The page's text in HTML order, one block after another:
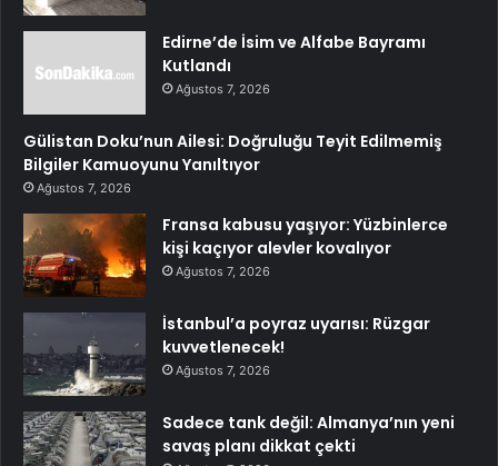
Edirne’de İsim ve Alfabe Bayramı
Kutlandı
Ağustos 7, 2026
Gülistan Doku’nun Ailesi: Doğruluğu Teyit Edilmemiş
Bilgiler Kamuoyunu Yanıltıyor
Ağustos 7, 2026
Fransa kabusu yaşıyor: Yüzbinlerce
kişi kaçıyor alevler kovalıyor
Ağustos 7, 2026
İstanbul’a poyraz uyarısı: Rüzgar
kuvvetlenecek!
Ağustos 7, 2026
Sadece tank değil: Almanya’nın yeni
savaş planı dikkat çekti